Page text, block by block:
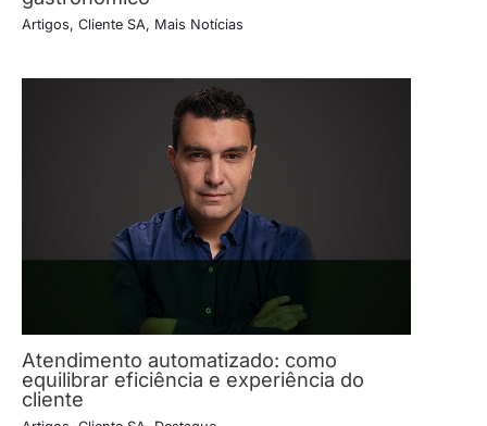
Artigos, Cliente SA, Mais Notícias
Atendimento automatizado: como
equilibrar eficiência e experiência do
cliente